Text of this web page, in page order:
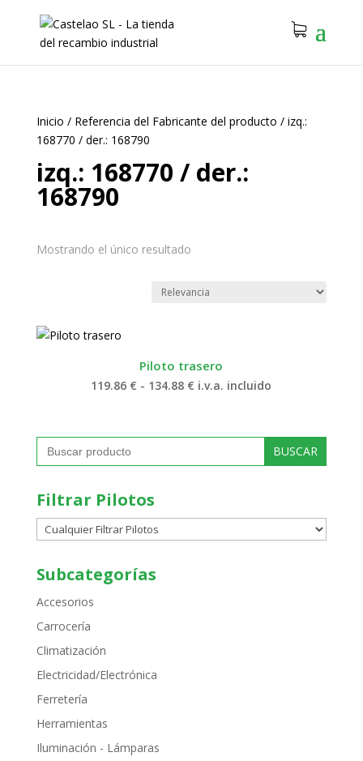
Inicio / Referencia del Fabricante del producto / izq.:
168770 / der.: 168790
izq.: 168770 / der.:
168790
Mostrando el único resultado
Piloto trasero
119.86 € - 134.88 € Rango
119.86 €
134.88 €
i.v.a. incluido
Buscar:
Filtrar Pilotos
Subcategorías
Accesorios
Carrocería
Climatización
Electricidad/Electrónica
Ferretería
Herramientas
Iluminación - Lámparas